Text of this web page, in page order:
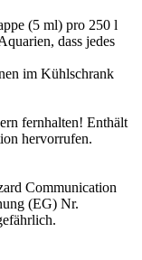
(5 ml) pro 250 l
dass jedes
im Kühlschrank
fernhalten! Enthält
hervorrufen.
Communication
(EG) Nr.